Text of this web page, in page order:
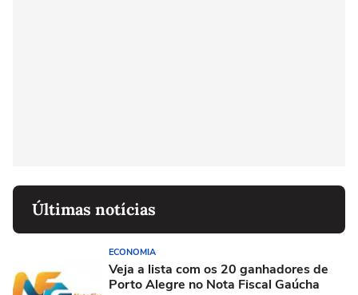
Últimas notícias
ECONOMIA
Veja a lista com os 20 ganhadores de
Porto Alegre no Nota Fiscal Gaúcha